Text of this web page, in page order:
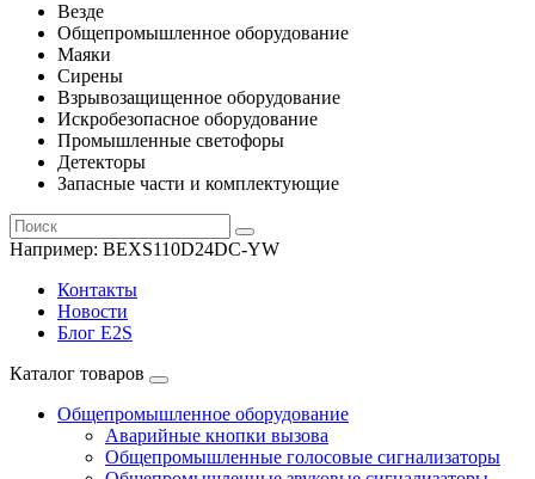
Везде
Общепромышленное оборудование
Маяки
Сирены
Взрывозащищенное оборудование
Искробезопасное оборудование
Промышленные светофоры
Детекторы
Запасные части и комплектующие
Например: BEXS110D24DC-YW
Контакты
Новости
Блог E2S
Каталог товаров
Общепромышленное оборудование
Аварийные кнопки вызова
Общепромышленные голосовые сигнализаторы